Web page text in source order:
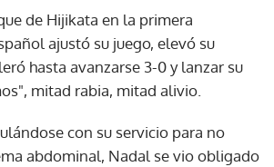
de Hijikata en la primera
ajustó su juego, elevó su
hasta avanzarse 3-0 y lanzar su
mitad rabia, mitad alivio.
con su servicio para no
abdominal, Nadal se vio obligado